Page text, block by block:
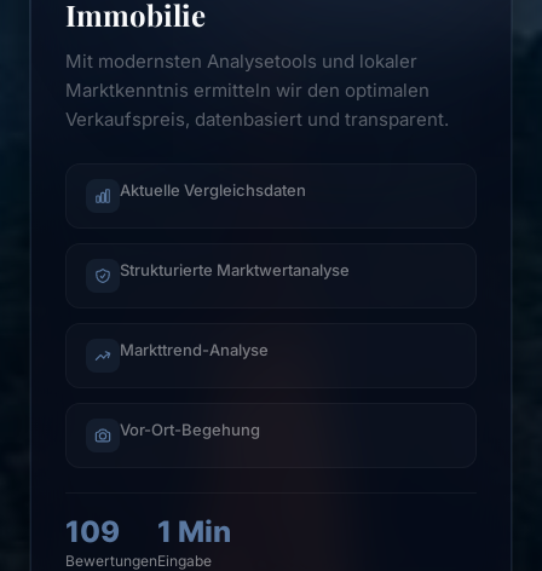
Immobilie
Mit modernsten Analysetools und lokaler
Marktkenntnis ermitteln wir den optimalen
Verkaufspreis, datenbasiert und transparent.
Aktuelle Vergleichsdaten
Strukturierte Marktwertanalyse
Markttrend-Analyse
Vor-Ort-Begehung
109
Bewertungen
1 Min
Eingabe